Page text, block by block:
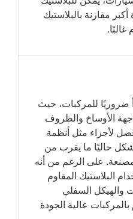
مقارنة بالبلاستيك
ضروريًا للمركبات، حيث
الأوساخ والظروف
لأجزاء مثل أنظمة
حاليًا ما يقرب من
على الرغم من أنه
البلاستيك المقاوم
والهيكل السفلي
عالية الجودة